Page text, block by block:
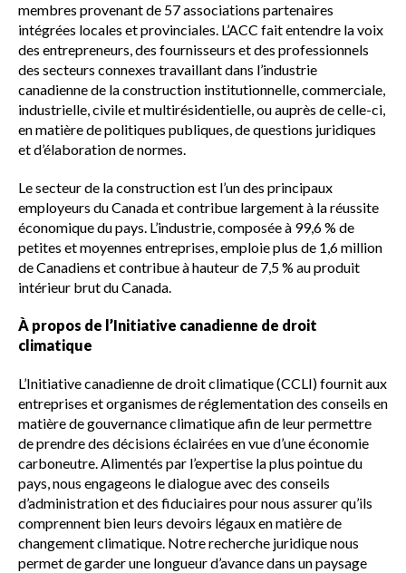
membres provenant de 57 associations partenaires
intégrées locales et provinciales. L’ACC fait entendre la voix
des entrepreneurs, des fournisseurs et des professionnels
des secteurs connexes travaillant dans l’industrie
canadienne de la construction institutionnelle, commerciale,
industrielle, civile et multirésidentielle, ou auprès de celle-ci,
en matière de politiques publiques, de questions juridiques
et d’élaboration de normes.
Le secteur de la construction est l’un des principaux
employeurs du Canada et contribue largement à la réussite
économique du pays. L’industrie, composée à 99,6 % de
petites et moyennes entreprises, emploie plus de 1,6 million
de Canadiens et contribue à hauteur de 7,5 % au produit
intérieur brut du Canada.
À propos de l’Initiative canadienne de droit
climatique
L’Initiative canadienne de droit climatique (CCLI) fournit aux
entreprises et organismes de réglementation des conseils en
matière de gouvernance climatique afin de leur permettre
de prendre des décisions éclairées en vue d’une économie
carboneutre. Alimentés par l’expertise la plus pointue du
pays, nous engageons le dialogue avec des conseils
d’administration et des fiduciaires pour nous assurer qu’ils
comprennent bien leurs devoirs légaux en matière de
changement climatique. Notre recherche juridique nous
permet de garder une longueur d’avance dans un paysage